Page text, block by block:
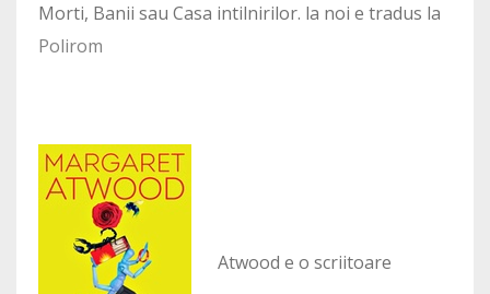
Morti, Banii sau Casa intilnirilor. la noi e tradus la
Polirom
Atwood e o scriitoare